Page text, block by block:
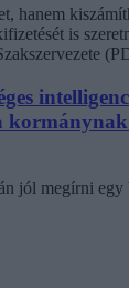
hanem
is
jól megírni egy